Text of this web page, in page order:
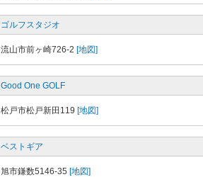
ゴルフスタジオ
流山市前ヶ崎726-2 [地図]
Good One GOLF
松戸市松戸新田119 [地図]
ベストギア
旭市鎌数5146-35 [地図]